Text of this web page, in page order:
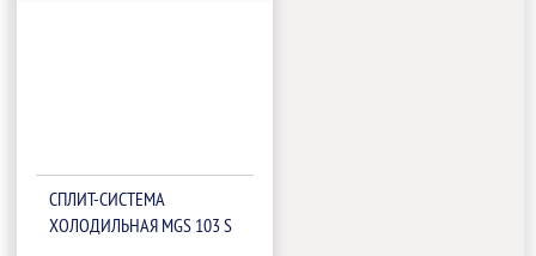
СПЛИТ-СИСТЕМА
ХОЛОДИЛЬНАЯ MGS 103 S